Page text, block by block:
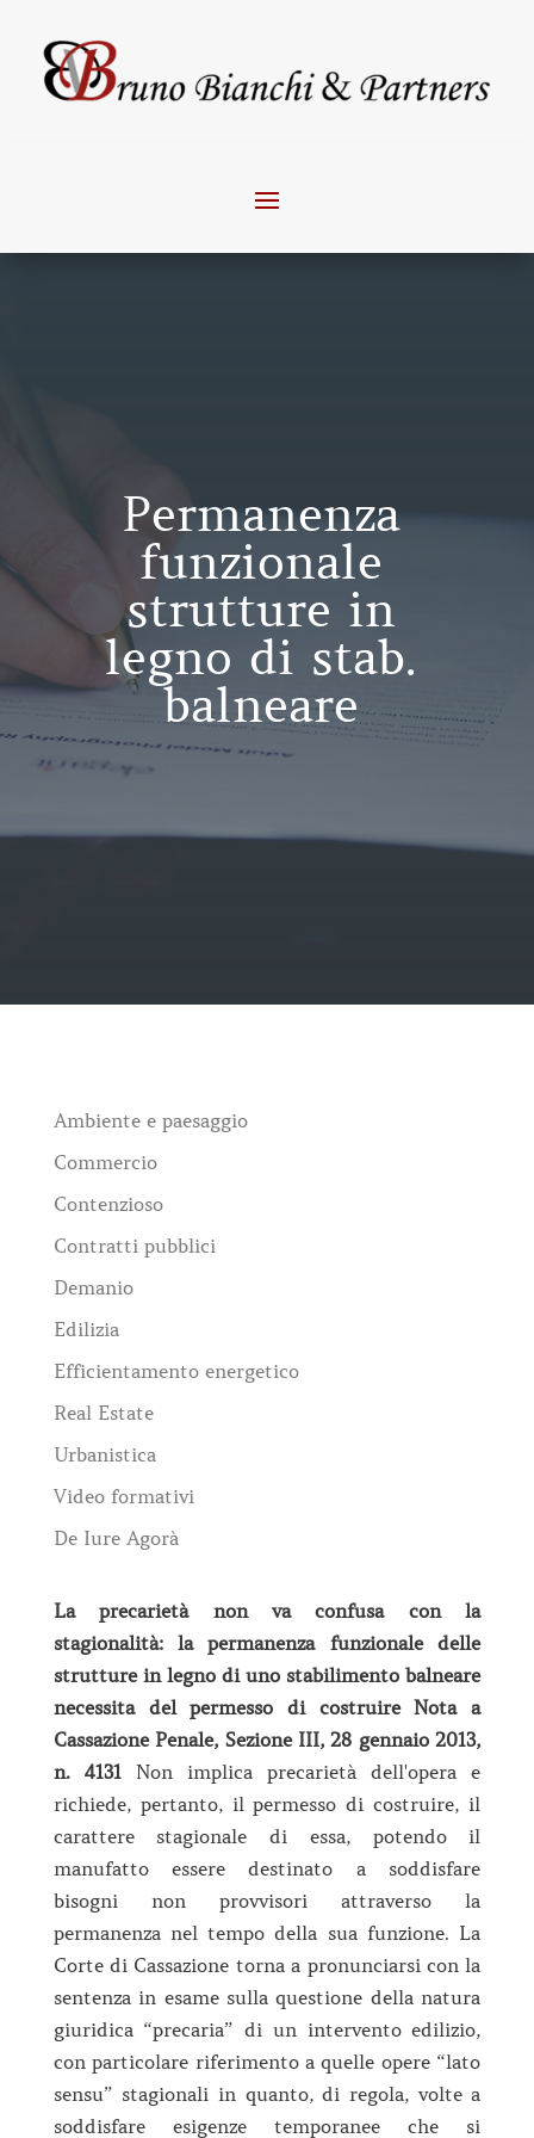
Permanenza
funzionale
strutture in
legno di stab.
balneare
Ambiente e paesaggio
Commercio
Contenzioso
Contratti pubblici
Demanio
Edilizia
Efficientamento energetico
Real Estate
Urbanistica
Video formativi
De Iure Agorà
La precarietà non va confusa con la
stagionalità: la permanenza funzionale delle
strutture in legno di uno stabilimento balneare
necessita del permesso di costruire Nota a
Cassazione Penale, Sezione III, 28 gennaio 2013,
n. 4131Non implica precarietà dell'opera e
richiede, pertanto, il permesso di costruire, il
carattere stagionale di essa, potendo il
manufatto essere destinato a soddisfare
bisogni non provvisori attraverso la
permanenza nel tempo della sua funzione. La
Corte di Cassazione torna a pronunciarsi con la
sentenza in esame sulla questione della natura
giuridica “precaria” di un intervento edilizio,
con particolare riferimento a quelle opere “lato
sensu” stagionali in quanto, di regola, volte a
soddisfare esigenze temporanee che si